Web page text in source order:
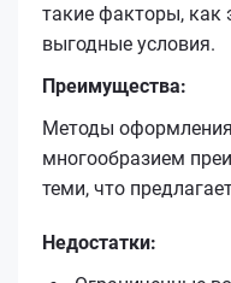
такие факторы, как
выгодные условия.
Преимущества:
Методы
многообразием
теми, что
Недостатки: